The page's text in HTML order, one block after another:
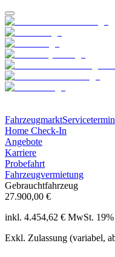
FahrzeugmarktServicetermin
Home Check-In
Angebote
Karriere
Probefahrt
Fahrzeugvermietung
Gebrauchtfahrzeug
27.900,00 €
inkl. 4.454,62 € MwSt. 19%
Exkl. Zulassung (variabel,